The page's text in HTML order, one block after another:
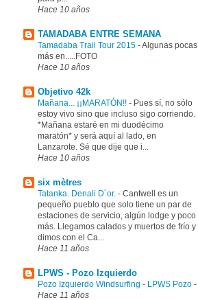
Hace 10 años
TAMADABA ENTRE SEMANA
Tamadaba Trail Tour 2015 -Algunas pocas
más en.....FOTO
Hace 10 años
Objetivo 42k
Mañana... ¡¡MARATÓN!! - Pues sí, no sólo
estoy vivo sino que incluso sigo corriendo.
*Mañana estaré en mi duodécimo
maratón* y será aquí al lado, en
Lanzarote. Sé que dije que i...
Hace 10 años
six mètres
Tatanka. Denali D´or. - Cantwell es un
pequeño pueblo que solo tiene un par de
estaciones de servicio, algún lodge y poco
más. Llegamos calados y muertos de frío y
dimos con el Ca...
Hace 11 años
LPWS - Pozo Izquierdo
Pozo Izquierdo Windsurfing - LPWS Pozo -
Hace 11 años